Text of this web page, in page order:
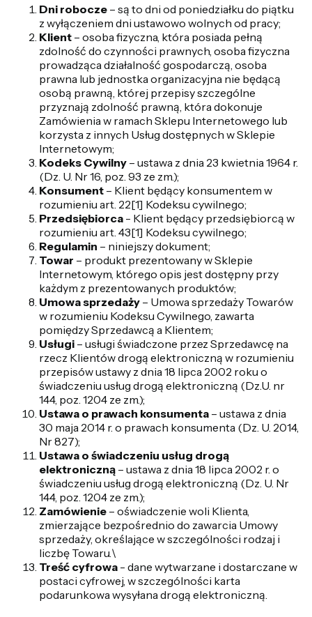
Dni robocze – są to dni od poniedziałku do piątku
z wyłączeniem dni ustawowo wolnych od pracy;
Klient – osoba fizyczna, która posiada pełną
zdolność do czynności prawnych, osoba fizyczna
prowadząca działalność gospodarczą, osoba
prawna lub jednostka organizacyjna nie będącą
osobą prawną, której przepisy szczególne
przyznają zdolność prawną, która dokonuje
Zamówienia w ramach Sklepu Internetowego lub
korzysta z innych Usług dostępnych w Sklepie
Internetowym;
Kodeks Cywilny – ustawa z dnia 23 kwietnia 1964 r.
(Dz. U. Nr 16, poz. 93 ze zm.);
Konsument – Klient będący konsumentem w
rozumieniu art. 22[1] Kodeksu cywilnego;
Przedsiębiorca - Klient będący przedsiębiorcą w
rozumieniu art. 43[1] Kodeksu cywilnego;
Regulamin – niniejszy dokument;
Towar – produkt prezentowany w Sklepie
Internetowym, którego opis jest dostępny przy
każdym z prezentowanych produktów;
Umowa sprzedaży – Umowa sprzedaży Towarów
w rozumieniu Kodeksu Cywilnego, zawarta
pomiędzy Sprzedawcą a Klientem;
Usługi – usługi świadczone przez Sprzedawcę na
rzecz Klientów drogą elektroniczną w rozumieniu
przepisów ustawy z dnia 18 lipca 2002 roku o
świadczeniu usług drogą elektroniczną (Dz.U. nr
144, poz. 1204 ze zm.);
Ustawa o prawach konsumenta – ustawa z dnia
30 maja 2014 r. o prawach konsumenta (Dz. U. 2014,
Nr 827);
Ustawa o świadczeniu usług drogą
elektroniczną – ustawa z dnia 18 lipca 2002 r. o
świadczeniu usług drogą elektroniczną (Dz. U. Nr
144, poz. 1204 ze zm.);
Zamówienie – oświadczenie woli Klienta,
zmierzające bezpośrednio do zawarcia Umowy
sprzedaży, określające w szczególności rodzaj i
liczbę Towaru.\
Treść cyfrowa - dane wytwarzane i dostarczane w
postaci cyfrowej, w szczególności karta
podarunkowa wysyłana drogą elektroniczną.